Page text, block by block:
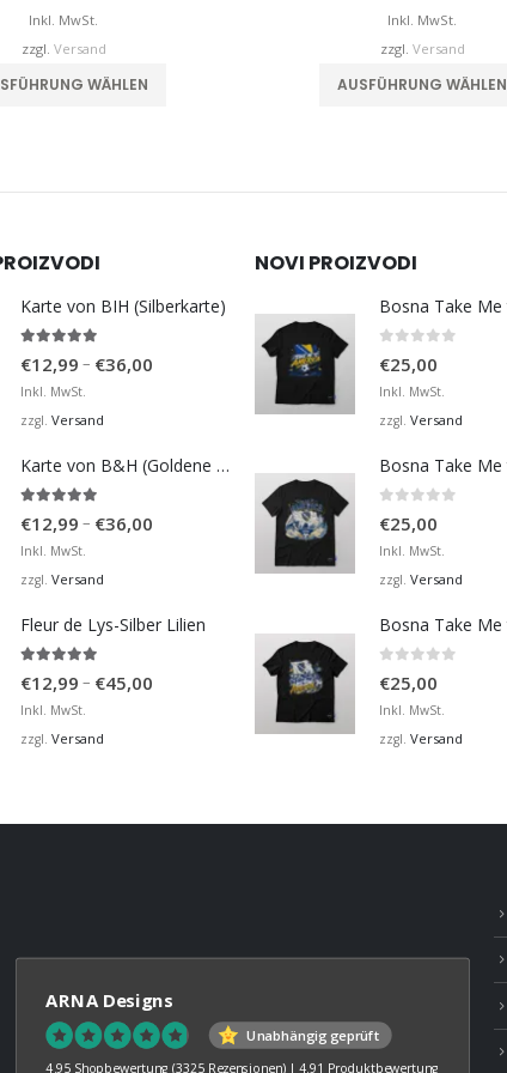
Inkl. MwSt.
zzgl. Versand
WÄHLEN
Inkl. MwSt.
zzgl. Versand
AUSFÜHRUNG WÄHLEN
Karte von BIH (Silberkarte)
€12,99 – €36,00
Inkl. MwSt.
zzgl. Versand
Karte von B&H (Goldene Karte)
€12,99 – €36,00
Inkl. MwSt.
zzgl. Versand
Fleur de Lys-Silber Lilien
€12,99 – €45,00
Inkl. MwSt.
zzgl. Versand
NOVI PROIZVODI
€25,00
Inkl. MwSt.
zzgl. Versand
€25,00
Inkl. MwSt.
zzgl. Versand
€25,00
Inkl. MwSt.
zzgl. Versand
ARNA Designs
Unabhängig geprüft
4.95 Shopbewertung (3325 Rezensionen) | 4.91 Produktbewertung